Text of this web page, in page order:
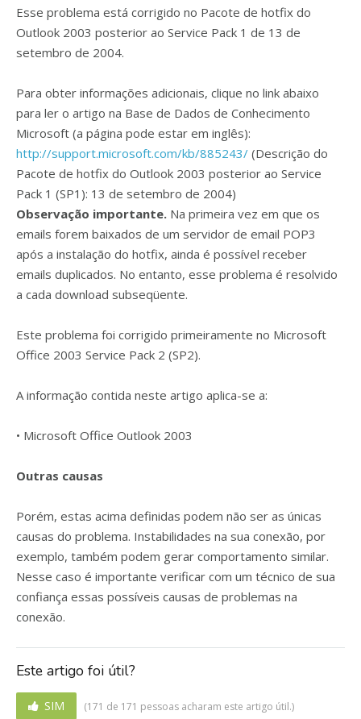
Esse problema está corrigido no Pacote de hotfix do
Outlook 2003 posterior ao Service Pack 1 de 13 de
setembro de 2004.
Para obter informações adicionais, clique no link abaixo
para ler o artigo na Base de Dados de Conhecimento
Microsoft (a página pode estar em inglês):
http://support.microsoft.com/kb/885243/ (Descrição do
Pacote de hotfix do Outlook 2003 posterior ao Service
Pack 1 (SP1): 13 de setembro de 2004)
Observação importante. Na primeira vez em que os
emails forem baixados de um servidor de email POP3
após a instalação do hotfix, ainda é possível receber
emails duplicados. No entanto, esse problema é resolvido
a cada download subseqüente.
Este problema foi corrigido primeiramente no Microsoft
Office 2003 Service Pack 2 (SP2).
A informação contida neste artigo aplica-se a:
• Microsoft Office Outlook 2003
Outras causas
Porém, estas acima definidas podem não ser as únicas
causas do problema. Instabilidades na sua conexão, por
exemplo, também podem gerar comportamento similar.
Nesse caso é importante verificar com um técnico de sua
confiança essas possíveis causas de problemas na
conexão.
Este artigo foi útil?
SIM (171 de 171 pessoas acharam este artigo útil.)